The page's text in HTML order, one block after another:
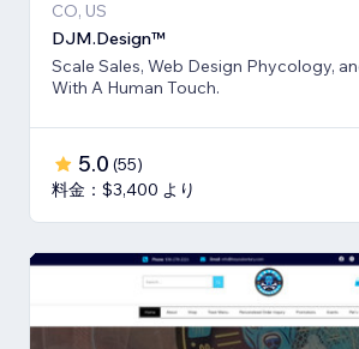
CO, US
DJM.Design™
Scale Sales, Web Design Phycology,
With A Human Touch.
5.0 (55)
料金：$3,400 より